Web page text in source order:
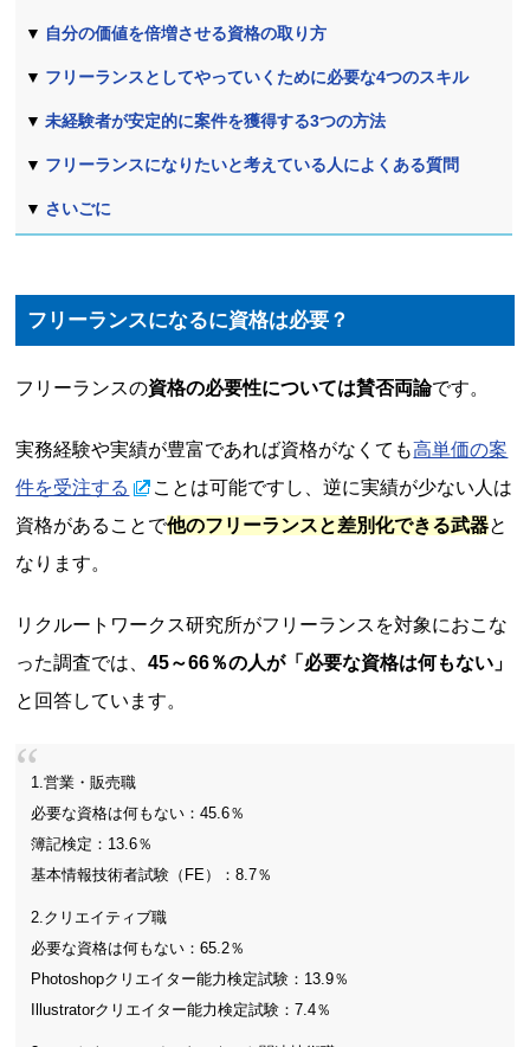
自分の価値を倍増させる資格の取り方
フリーランスとしてやっていくために必要な4つのスキル
未経験者が安定的に案件を獲得する3つの方法
フリーランスになりたいと考えている人によくある質問
さいごに
フリーランスになるに資格は必要？
フリーランスの資格の必要性については賛否両論です。
実務経験や実績が豊富であれば資格がなくても高単価の案
件を受注する
ことは可能ですし、逆に実績が少ない人は
資格があることで他のフリーランスと差別化できる武器と
なります。
リクルートワークス研究所がフリーランスを対象におこな
った調査では、45～66％の人が「必要な資格は何もない」
と回答しています。
1.営業・販売職
必要な資格は何もない：45.6％
簿記検定：13.6％
基本情報技術者試験（FE）：8.7％
2.クリエイティブ職
必要な資格は何もない：65.2％
Photoshopクリエイター能力検定試験：13.9％
Illustratorクリエイター能力検定試験：7.4％